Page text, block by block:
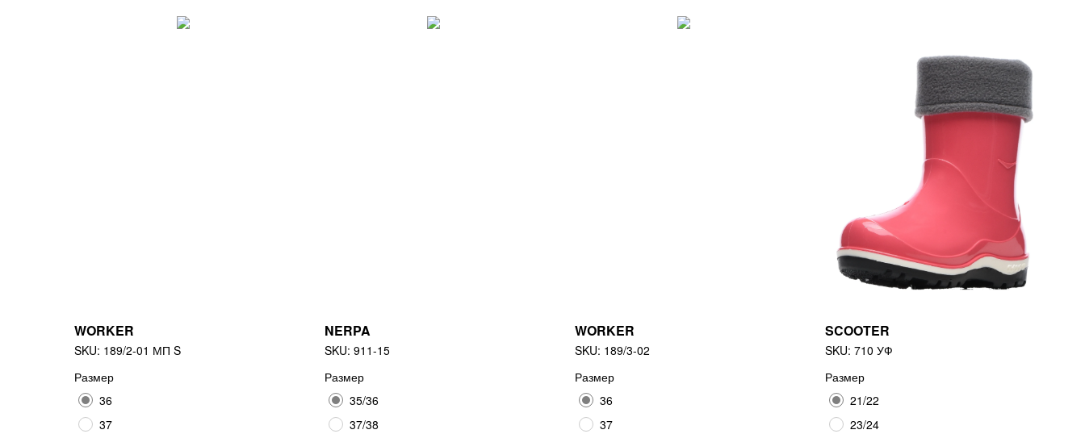
WORKER
SKU: 189/2-01 МП S
Размер
36
37
NERPA
SKU: 911-15
Размер
35/36
37/38
WORKER
SKU: 189/3-02
Размер
36
37
SCOOTER
SKU: 710 УФ
Размер
21/22
23/24